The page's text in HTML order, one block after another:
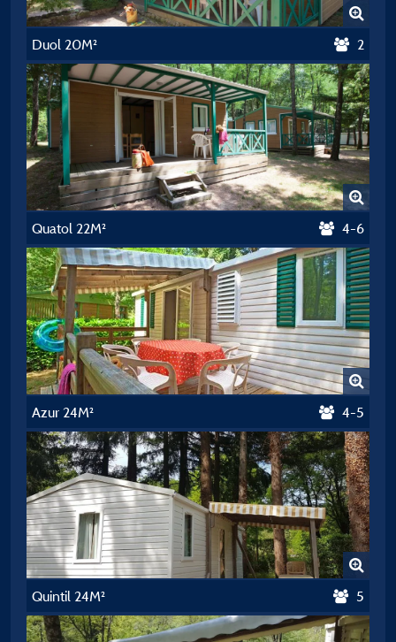
Duol 20M² 2
Quatol 22M² 4-6
Azur 24M² 4-5
Quintil 24M² 5